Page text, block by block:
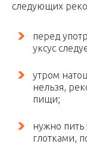
следующих
перед
уксус
утром
нельзя,
пищи;
нужно
глотками,